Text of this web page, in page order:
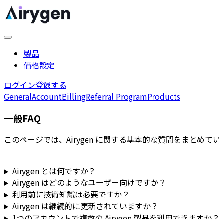
製品
価格設定
ログイン登録する
GeneralAccountBillingReferral ProgramProducts
一般FAQ
このページでは、Airygen に関する基本的な質問をまとめてい
Airygen とは何ですか？
Airygen はどのようなユーザー向けですか？
利用前に技術知識は必要ですか？
Airygen は継続的に更新されていますか？